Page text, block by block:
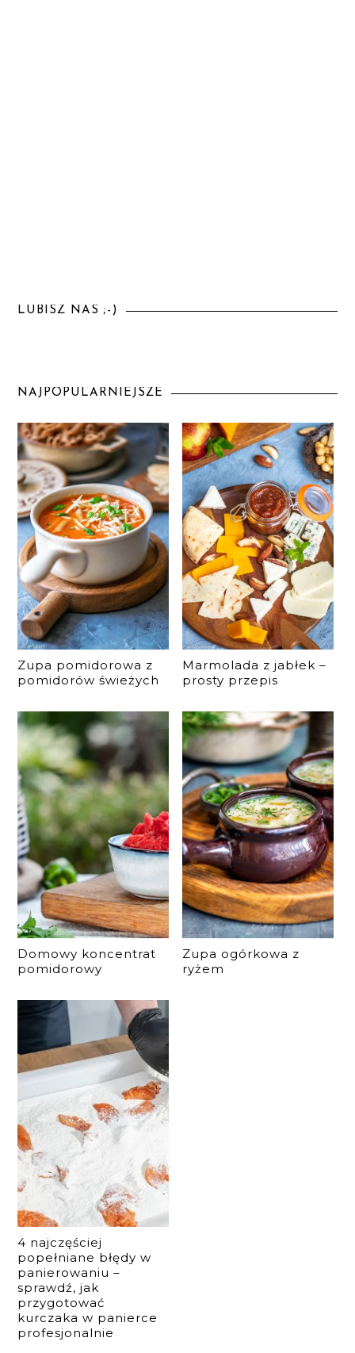
LUBISZ NAS ;-)
NAJPOPULARNIEJSZE
Zupa pomidorowa z
pomidorów świeżych
Marmolada z jabłek –
prosty przepis
Domowy koncentrat
pomidorowy
Zupa ogórkowa z
ryżem
4 najczęściej
popełniane błędy w
panierowaniu –
sprawdź, jak
przygotować
kurczaka w panierce
profesjonalnie